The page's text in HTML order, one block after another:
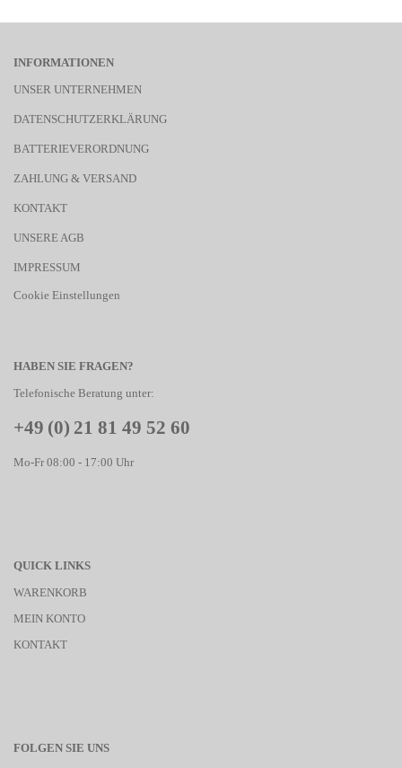
INFORMATIONEN
UNSER UNTERNEHMEN
DATENSCHUTZERKLÄRUNG
BATTERIEVERORDNUNG
ZAHLUNG & VERSAND
KONTAKT
UNSERE AGB
IMPRESSUM
Cookie Einstellungen
HABEN SIE FRAGEN?
Telefonische Beratung unter:
+49 (0) 21 81 49 52 60
Mo-Fr 08:00 - 17:00 Uhr
QUICK LINKS
WARENKORB
MEIN KONTO
KONTAKT
FOLGEN SIE UNS